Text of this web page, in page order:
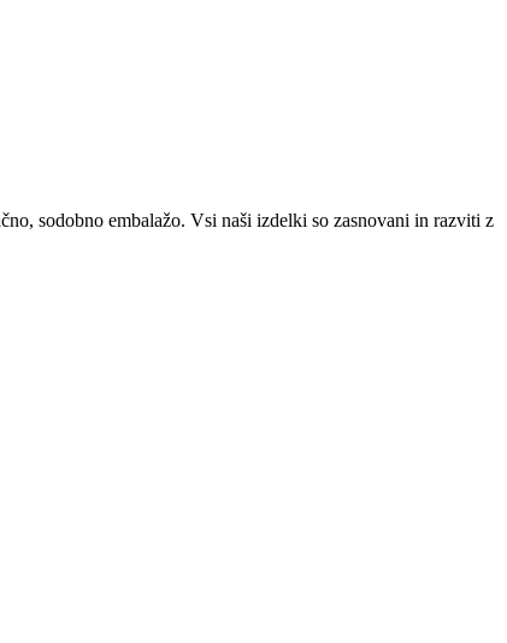
sodobno embalažo. Vsi naši izdelki so zasnovani in razviti z